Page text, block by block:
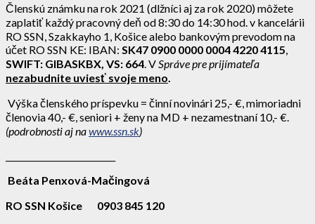
Členskú známku na rok 2021 (dlžníci aj za rok 2020) môžete
zaplatiť každý pracovný deň od 8:30 do 14:30 hod. v kancelárii
RO SSN, Szakkayho 1, Košice alebo bankovým prevodom na
účet RO SSN KE: IBAN: SK47 0900 0000 0004 4220 4115
SWIFT: GIBASKBX, VS: 664 . V Správe pre prijímateľa
nezabudnite uviesť svoje meno
Výška členského príspevku = činní novinári 25,- €, mimoriadni
členovia 40,- €, seniori + ženy na MD + nezamestnaní 10,- €.
(podrobnosti aj nawww.ssn.sk)
Beáta Penxová-Mačingová
RO SSN Košice 0903 845 120